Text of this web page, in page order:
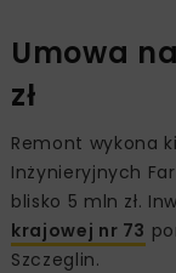
Umowa
zł
Remont wykona
Inżynieryjnych
blisko 5 mln zł.
krajowej nr 73
Szczeglin.